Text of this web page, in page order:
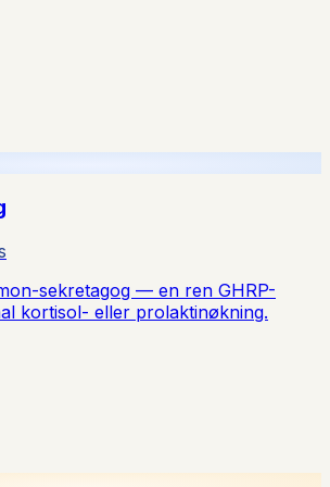
sekretagog — en ren GHRP-
kortisol- eller prolaktinøkning.